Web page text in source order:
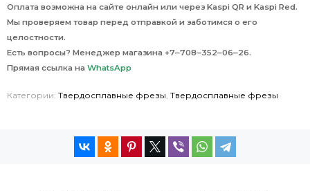
Оплата возможна на сайте онлайн или через Kaspi QR и Kaspi Red.
Мы проверяем товар перед отправкой и заботимся о его
целостности.
Есть вопросы? Менеджер магазина +7‒708‒352‒06‒26.
Прямая ссылка на WhatsApp
Категории: Твердосплавные фрезы Твердосплавные фрезы